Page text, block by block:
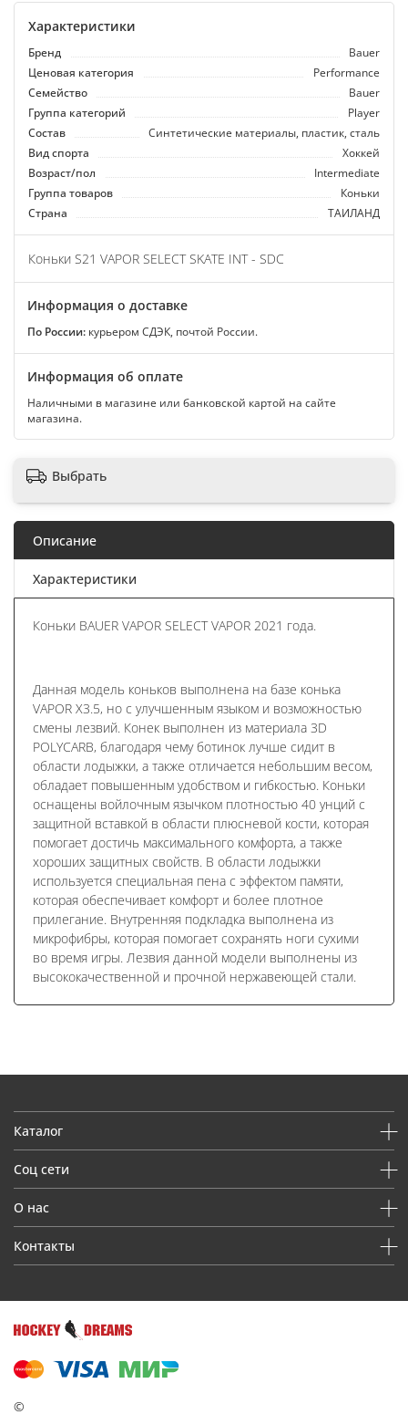
Характеристики
Бренд
Bauer
Ценовая категория
Performance
Семейство
Bauer
Группа категорий
Player
Состав
Синтетические материалы, пластик, сталь
Вид спорта
Хоккей
Возраст/пол
Intermediate
Группа товаров
Коньки
Страна
ТАИЛАНД
Коньки S21 VAPOR SELECT SKATE INT - SDC
Информация о доставке
По России: курьером СДЭК, почтой России.
Информация об оплате
Наличными в магазине или банковской картой на сайте
магазина.
Выбрать
Описание
Характеристики
Коньки BAUER VAPOR SELECT VAPOR 2021 года.
Данная модель коньков выполнена на базе конька
VAPOR X3.5, но с улучшенным языком и возможностью
смены лезвий. Конек выполнен из материала 3D
POLYCARB, благодаря чему ботинок лучше сидит в
области лодыжки, а также отличается небольшим весом,
обладает повышенным удобством и гибкостью. Коньки
оснащены войлочным язычком плотностью 40 унций с
защитной вставкой в области плюсневой кости, которая
помогает достичь максимального комфорта, а также
хороших защитных свойств. В области лодыжки
используется специальная пена с эффектом памяти,
которая обеспечивает комфорт и более плотное
прилегание. Внутренняя подкладка выполнена из
микрофибры, которая помогает сохранять ноги сухими
во время игры. Лезвия данной модели выполнены из
высококачественной и прочной нержавеющей стали.
Каталог
Соц сети
О нас
Контакты
©